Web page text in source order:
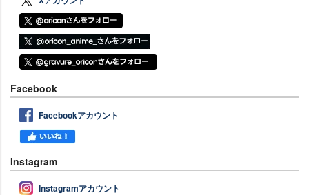
Facebook
Facebookアカウント
Instagram
Instagramアカウント